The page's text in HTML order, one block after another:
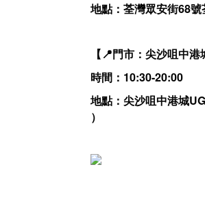
地點：荃灣眾安街68
【📍門市：尖沙咀中港
時間：10:30-20:00
地點：尖沙咀中港城
）